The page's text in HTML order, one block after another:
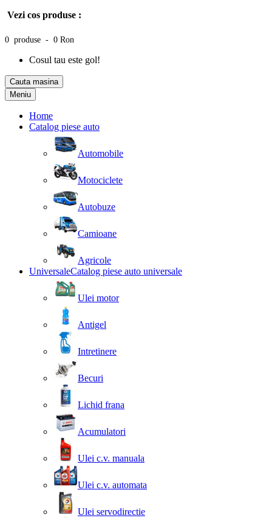
Vezi cos produse :
0 produse - 0 Ron
Cosul tau este gol!
Cauta masina
Meniu
Home
Catalog piese auto
Automobile
Motociclete
Autobuze
Camioane
Agricole
UniversaleCatalog piese auto universale
Ulei motor
Antigel
Intretinere
Becuri
Lichid frana
Acumulatori
Ulei c.v. manuala
Ulei c.v. automata
Ulei servodirectie